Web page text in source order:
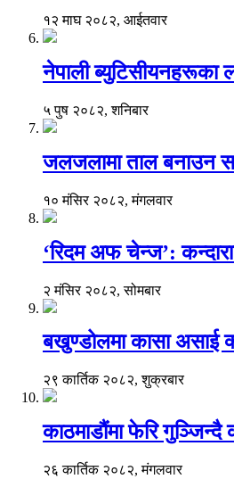
१२ माघ २०८२, आईतवार
नेपाली ब्युटिसीयनहरूका
५ पुष २०८२, शनिबार
जलजलामा ताल बनाउन
१० मंसिर २०८२, मंगलवार
‘रिदम अफ चेन्ज’:
२ मंसिर २०८२, सोमबार
बखुण्डोलमा कासा असाई
२९ कार्तिक २०८२, शुक्रबार
काठमाडौंमा फेरि
२६ कार्तिक २०८२, मंगलवार